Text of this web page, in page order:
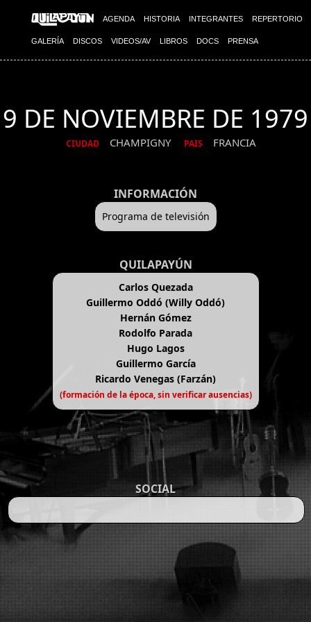
AGENDA HISTORIA INTEGRANTES REPERTORIO
GALERÍA DISCOS VIDEOS/AV LIBROS DOCS PRENSA
9 DE NOVIEMBRE DE 1979
CIUDAD CHAMPIGNY PAIS FRANCIA
INFORMACIÓN
Programa de televisión
QUILAPAYÚN
Carlos Quezada
Guillermo Oddó (Willy Oddó)
Hernán Gómez
Rodolfo Parada
Hugo Lagos
Guillermo García
Ricardo Venegas (Farzán)
(formación de la época, sin verificar ausencias)
SOCIAL